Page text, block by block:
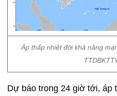
Áp thấp nhiệt đới khả năng
Dự báo trong 24 giờ tới, áp